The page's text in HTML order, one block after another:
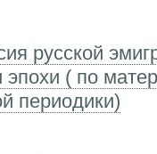
русской
( по
периодики)